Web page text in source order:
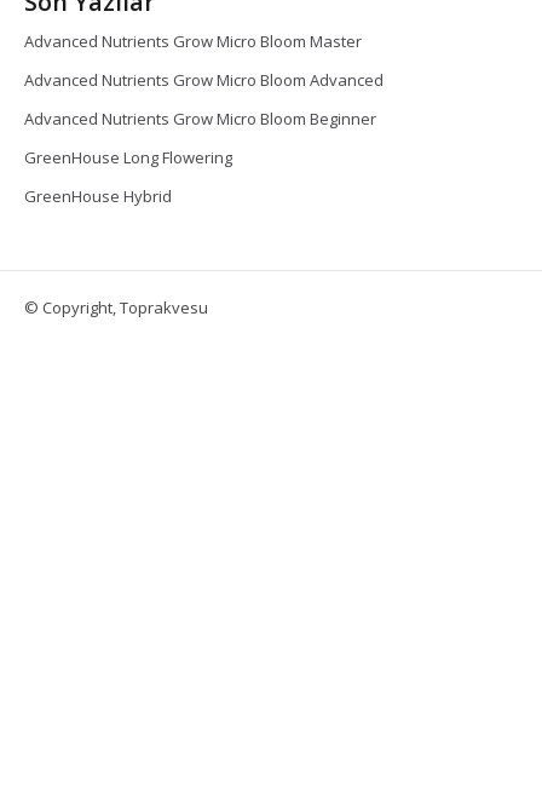
Advanced Nutrients Grow Micro Bloom Master
Advanced Nutrients Grow Micro Bloom Advanced
Advanced Nutrients Grow Micro Bloom Beginner
GreenHouse Long Flowering
GreenHouse Hybrid
© Copyright, Toprakvesu